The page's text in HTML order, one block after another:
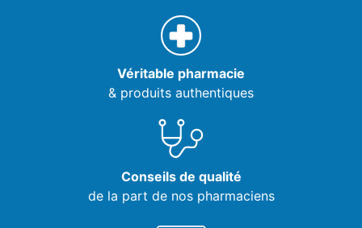
Véritable pharmacie
& produits authentiques
Conseils de qualité
de la part de nos pharmaciens